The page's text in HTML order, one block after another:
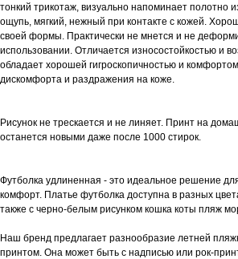
тонкий трикотаж, визуально напоминает полотно
ощупь, мягкий, нежный при контакте с кожей.
своей формы. Практически не мнется и не
использовании. Отличается износостойкостью и
обладает хорошей гигроскопичностью и
дискомфорта и раздражения на коже.
Рисунок не трескается и не линяет. Принт на
останется новыми даже после 1000 стирок.
Футболка удлиненная - это идеальное решение
комфорт. Платье футболка доступна в разных
также с черно-белым рисунком кошка коты пляж
Наш бренд предлагает разнообразие летней
принтом. Она может быть с надписью или рок-